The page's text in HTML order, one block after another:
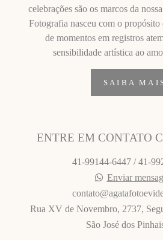
celebrações são os marcos da
Fotografia nasceu com o propósito
de momentos em registros
sensibilidade artística ao
SAIBA
ENTRE EM CONTATO
41-99144-6447 / 41-
Enviar
Rua XV de Novembro, 2737,
São José dos